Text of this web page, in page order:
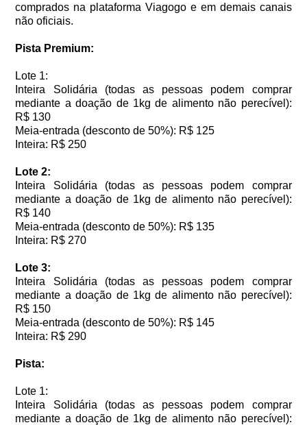
comprados na plataforma Viagogo e em demais canais
não oficiais.
Pista Premium:
Lote 1:
Inteira Solidária (todas as pessoas podem comprar
mediante a doação de 1kg de alimento não perecível):
R$ 130
Meia-entrada (desconto de 50%): R$ 125
Inteira: R$ 250
Lote 2:
Inteira Solidária (todas as pessoas podem comprar
mediante a doação de 1kg de alimento não perecível):
R$ 140
Meia-entrada (desconto de 50%): R$ 135
Inteira: R$ 270
Lote 3:
Inteira Solidária (todas as pessoas podem comprar
mediante a doação de 1kg de alimento não perecível):
R$ 150
Meia-entrada (desconto de 50%): R$ 145
Inteira: R$ 290
Pista:
Lote 1:
Inteira Solidária (todas as pessoas podem comprar
mediante a doação de 1kg de alimento não perecível):